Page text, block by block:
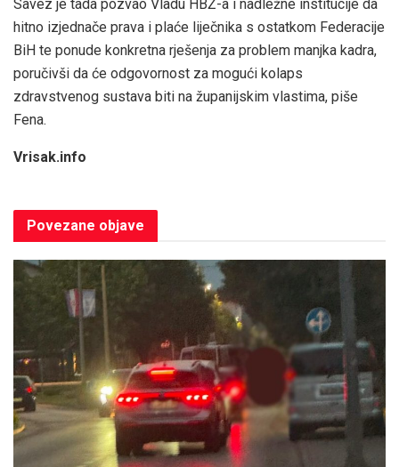
Savez je tada pozvao Vladu HBŽ-a i nadležne institucije da
hitno izjednače prava i plaće liječnika s ostatkom Federacije
BiH te ponude konkretna rješenja za problem manjka kadra,
poručivši da će odgovornost za mogući kolaps
zdravstvenog sustava biti na županijskim vlastima, piše
Fena.
Vrisak.info
Povezane objave